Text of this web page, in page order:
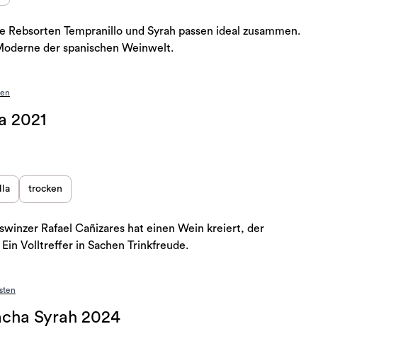
Tempranillo und Syrah passen ideal zusammen.
der spanischen Weinwelt.
2021
trocken
Rafael Cañizares hat einen Wein kreiert, der
Volltreffer in Sachen Trinkfreude.
Syrah 2024